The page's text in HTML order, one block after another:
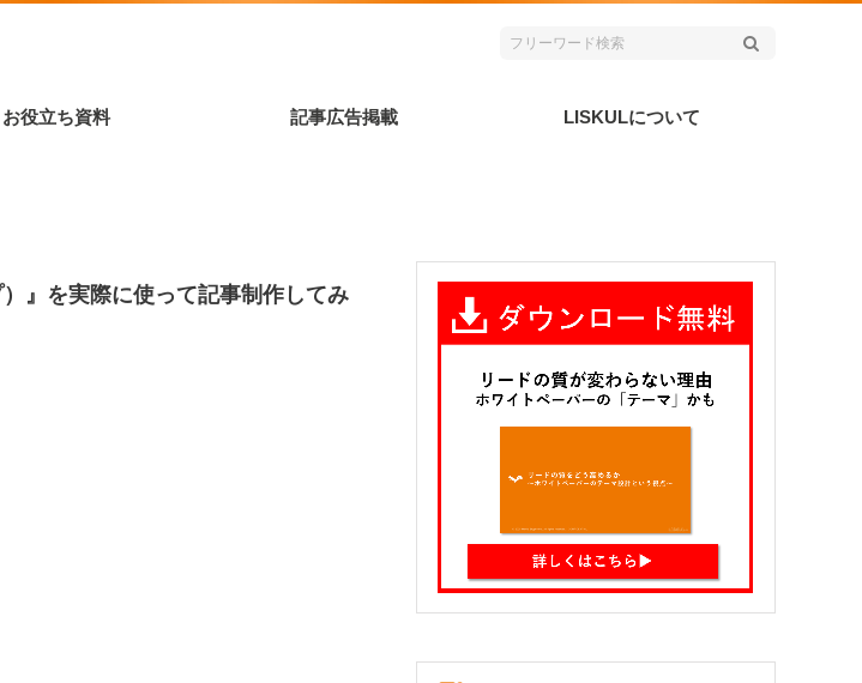
お役立ち資料 記事広告掲載 LISKULについて
』を実際に使って記事制作してみ